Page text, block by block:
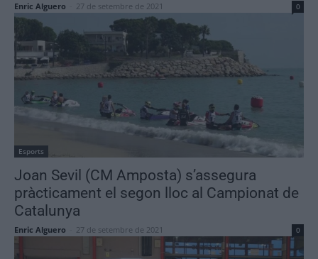
Enric Alguero 27 de setembre de 2021 0
Esports
Joan Sevil (CM Amposta) s’assegura
pràcticament el segon lloc al Campionat de
Catalunya
Enric Alguero 27 de setembre de 2021 0